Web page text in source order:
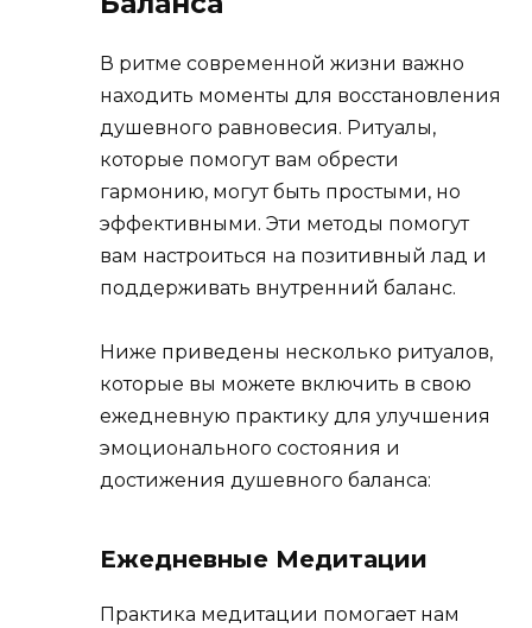
В ритме современной жизни важно
находить моменты для восстановления
душевного равновесия. Ритуалы,
которые помогут вам обрести
гармонию, могут быть простыми, но
эффективными. Эти методы помогут
вам настроиться на позитивный лад и
поддерживать внутренний баланс.
Ниже приведены несколько ритуалов,
которые вы можете включить в свою
ежедневную практику для улучшения
эмоционального состояния и
достижения душевного баланса:
Ежедневные Медитации
Практика медитации помогает нам